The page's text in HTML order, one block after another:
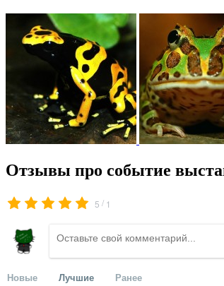
Отзывы про событие
5 / 1
Новые Лучшие Ранее